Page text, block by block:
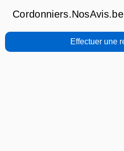
Cordonniers.NosAvis.be
Effectuer une